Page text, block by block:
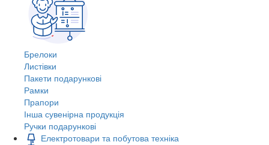
Брелоки
Листівки
Пакети подарункові
Рамки
Прапори
Інша сувенірна продукція
Ручки подарункові
Електротовари та побутова техніка